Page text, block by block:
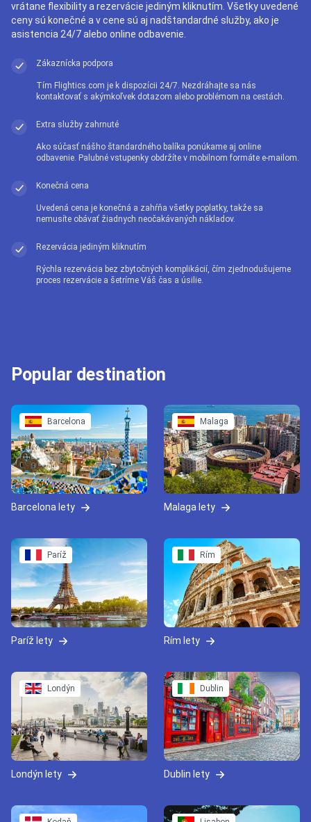
vrátane flexibility a rezervácie jediným kliknutím. Všetky uvedené
ceny sú konečné a v cene sú aj nadštandardné služby, ako je
asistencia 24/7 alebo online odbavenie.
Zákaznícka podpora
Tím Flightics.com je k dispozícii 24/7. Nezdráhajte sa nás
kontaktovať s akýmkoľvek dotazom alebo problémom na cestách.
Extra služby zahrnuté
Ako súčasť nášho štandardného balíka ponúkame aj online
odbavenie. Palubné vstupenky obdržíte v mobilnom formáte e-mailom.
Konečná cena
Uvedená cena je konečná a zahŕňa všetky poplatky, takže sa
nemusíte obávať žiadnych neočakávaných nákladov.
Rezervácia jediným kliknutím
Rýchla rezervácia bez zbytočných komplikácií, čím zjednodušujeme
proces rezervácie a šetríme Váš čas a úsilie.
Popular destination
Barcelona
Barcelona lety
Malaga
Malaga lety
Paríž
Paríž lety
Rím
Rím lety
Londýn
Londýn lety
Dublin
Dublin lety